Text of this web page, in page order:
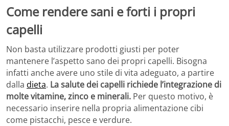
Come rendere sani e forti i propri
capelli
Non basta utilizzare prodotti giusti per poter
mantenere l’aspetto sano dei propri capelli. Bisogna
infatti anche avere uno stile di vita adeguato, a partire
dalla dieta. La salute dei capelli richiede l’integrazione di
molte vitamine, zinco e minerali. Per questo motivo, è
necessario inserire nella propria alimentazione cibi
come pistacchi, pesce e verdure.